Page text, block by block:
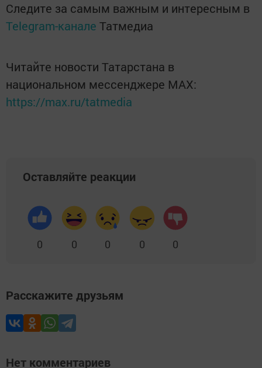
Следите за самым важным и интересным в
Telegram-канале Татмедиа
Читайте новости Татарстана в
национальном мессенджере MАХ:
https://max.ru/tatmedia
Оставляйте реакции
0 0 0 0 0
Расскажите друзьям
Нет комментариев